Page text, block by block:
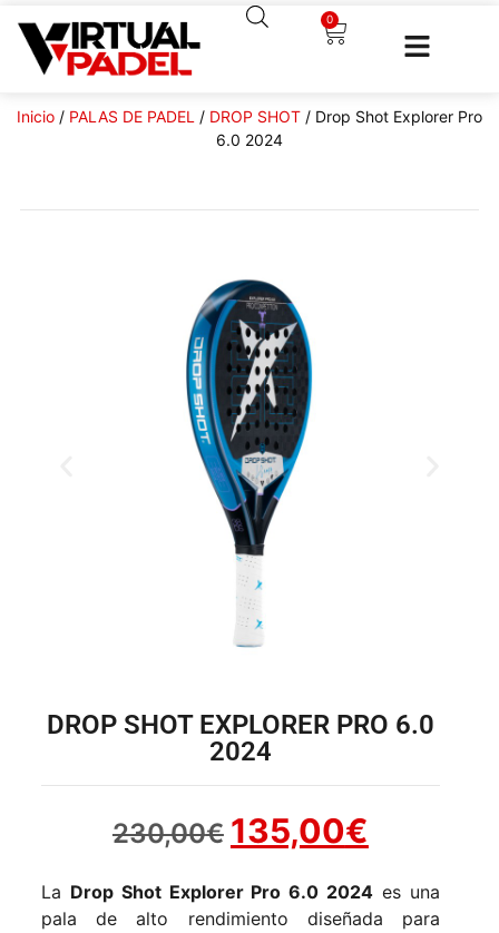
0
Inicio / PALAS DE PADEL / DROP SHOT / Drop Shot Explorer Pro
6.0 2024
DROP SHOT EXPLORER PRO 6.0
2024
230,00€ 135,00€
La Drop Shot Explorer Pro 6.0 2024 es una
pala de alto rendimiento diseñada para